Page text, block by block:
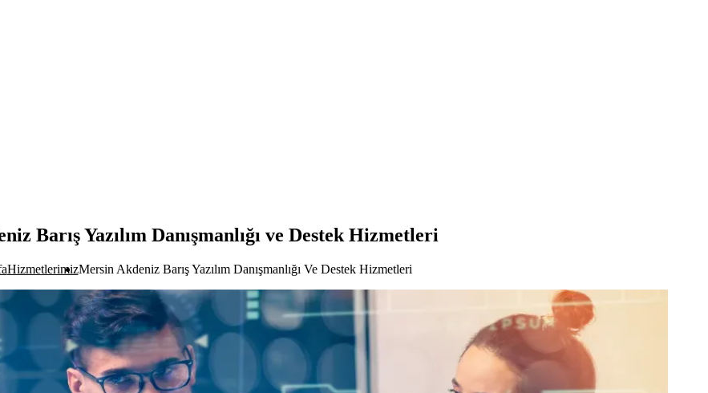
Barış Yazılım Danışmanlığı ve Destek Hizmetleri
HizmetlerimizMersin Akdeniz Barış Yazılım Danışmanlığı Ve Destek Hizmetleri